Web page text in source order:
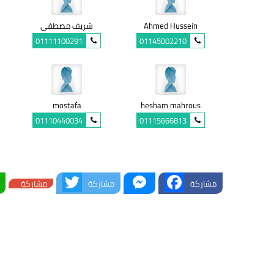
Ahmed Hussein
01145002210
شريف مصطفى
01111100291
hesham mahrous
01115666813
mostafa
01110440034
مشاركة Facebook
Messenger
مشاركة Twitterمشاركة